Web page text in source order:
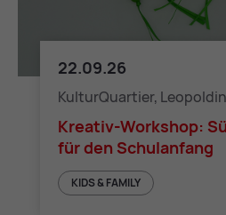
22.09.26
KulturQuartier,
Kreativ-Workshop:
für den Schulanfang
KIDS & FAMILY